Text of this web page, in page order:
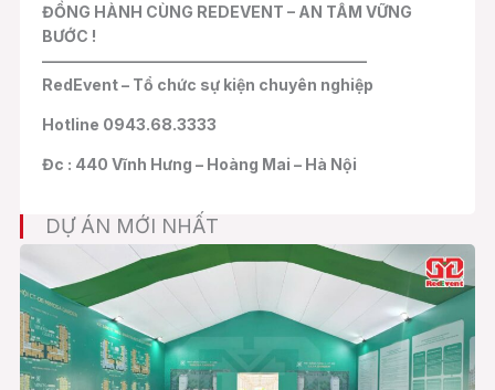
ĐỒNG HÀNH CÙNG REDEVENT – AN TÂM VỮNG
BƯỚC !
—————————————————————
RedEvent – Tổ chức sự kiện chuyên nghiệp
Hotline 0943.68.3333
Đc : 440 Vĩnh Hưng – Hoàng Mai – Hà Nội
DỰ ÁN MỚI NHẤT